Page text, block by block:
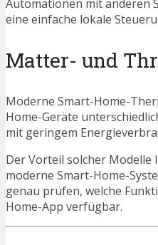
Automationen mit anderen
eine einfache lokale
Matter- und
Moderne Smart-Home-
Home-Geräte
mit geringem
Der Vorteil solcher Modelle
moderne Smart-Home-
genau prüfen, welche
Home-App verfügbar.